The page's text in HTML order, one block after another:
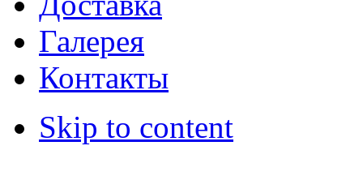
Галерея
Контакты
Skip to content